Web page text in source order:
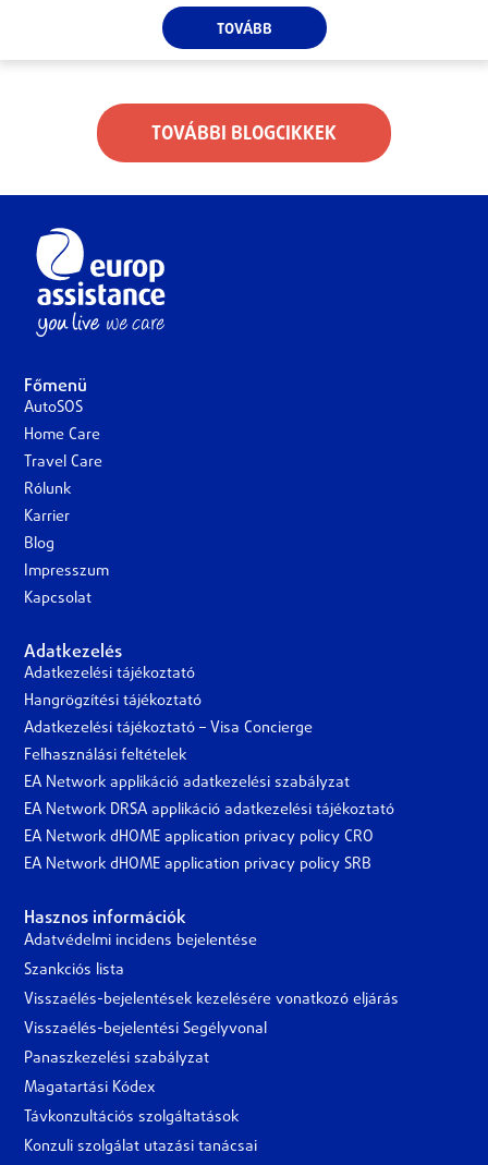
TOVÁBB
TOVÁBBI BLOGCIKKEK
Főmenü
AutoSOS
Home Care
Travel Care
Rólunk
Karrier
Blog
Impresszum
Kapcsolat
Adatkezelés
Adatkezelési tájékoztató
Hangrögzítési tájékoztató
Adatkezelési tájékoztató – Visa Concierge
Felhasználási feltételek
EA Network applikáció adatkezelési szabályzat
EA Network DRSA applikáció adatkezelési tájékoztató
EA Network dHOME application privacy policy CRO
EA Network dHOME application privacy policy SRB
Hasznos információk
Adatvédelmi incidens bejelentése
Szankciós lista
Visszaélés-bejelentések kezelésére vonatkozó eljárás
Visszaélés-bejelentési Segélyvonal
Panaszkezelési szabályzat
Magatartási Kódex
Távkonzultációs szolgáltatások
Konzuli szolgálat utazási tanácsai